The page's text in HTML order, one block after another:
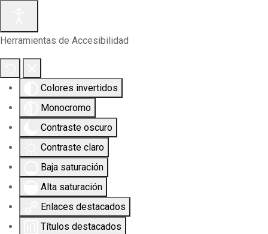
Herramientas de Accesibilidad
Colores invertidos
Monocromo
Contraste oscuro
Contraste claro
Baja saturación
Alta saturación
Enlaces destacados
Títulos destacados